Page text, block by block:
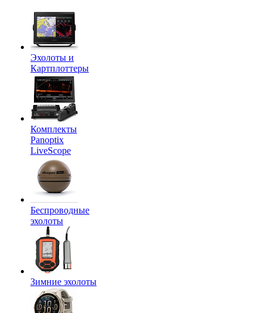
Эхолоты и
Картплоттеры
Комплекты
Panoptix
LiveScope
Беспроводные
эхолоты
Зимние эхолоты